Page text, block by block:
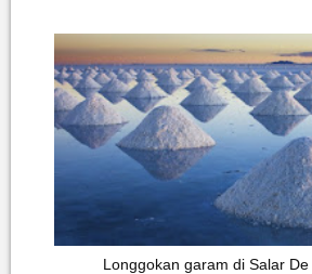
Longgokan garam di Salar De